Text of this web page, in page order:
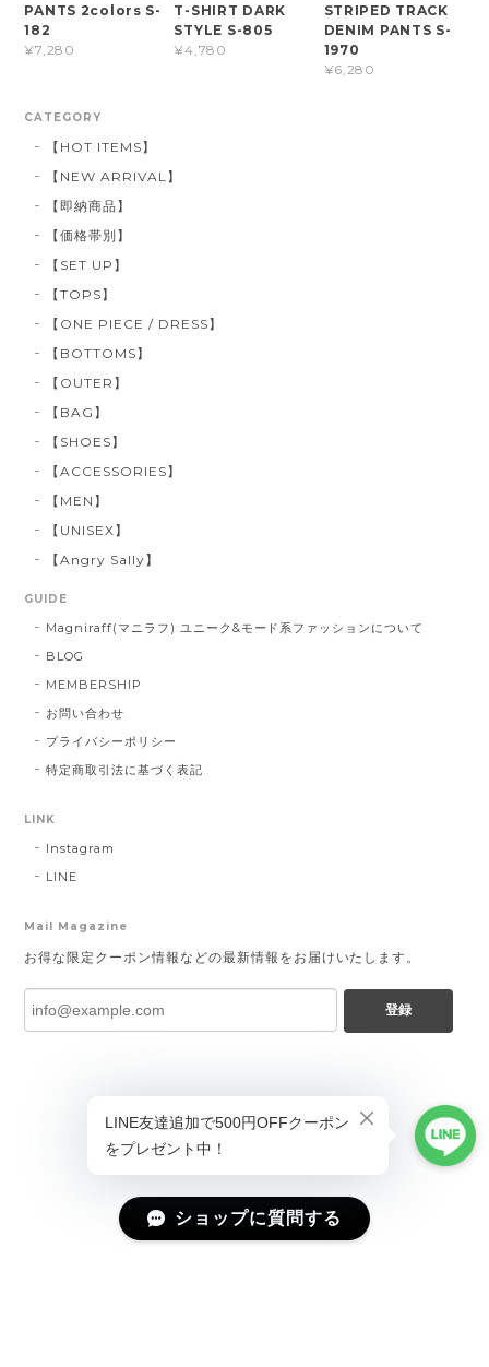
PANTS 2colors S-
182
¥7,280
T-SHIRT DARK
STYLE S-805
¥4,780
STRIPED TRACK
DENIM PANTS S-
1970
¥6,280
CATEGORY
【HOT ITEMS】
【NEW ARRIVAL】
【即納商品】
【価格帯別】
【SET UP】
【TOPS】
【ONE PIECE / DRESS】
【BOTTOMS】
【OUTER】
【BAG】
【SHOES】
【ACCESSORIES】
【MEN】
【UNISEX】
【Angry Sally】
GUIDE
Magniraff(マニラフ) ユニーク&モード系ファッションについて
BLOG
MEMBERSHIP
お問い合わせ
プライバシーポリシー
特定商取引法に基づく表記
LINK
Instagram
LINE
Mail Magazine
お得な限定クーポン情報などの最新情報をお届けいたします。
登録
ショップに質問する